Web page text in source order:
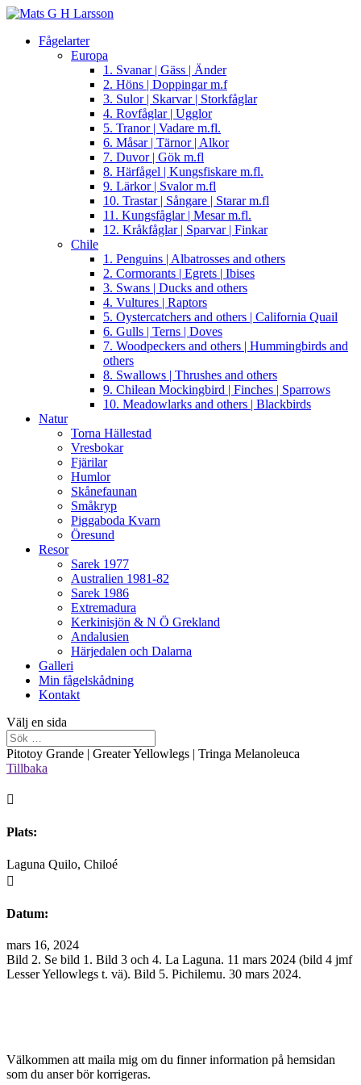
Fågelarter
Europa
1. Svanar | Gäss | Änder
2. Höns | Doppingar m.f
3. Sulor | Skarvar | Storkfåglar
4. Rovfåglar | Ugglor
5. Tranor | Vadare m.fl.
6. Måsar | Tärnor | Alkor
7. Duvor | Gök m.fl
8. Härfågel | Kungsfiskare m.fl.
9. Lärkor | Svalor m.fl
10. Trastar | Sångare | Starar m.fl
11. Kungsfåglar | Mesar m.fl.
12. Kråkfåglar | Sparvar | Finkar
Chile
1. Penguins | Albatrosses and others
2. Cormorants | Egrets | Ibises
3. Swans | Ducks and others
4. Vultures | Raptors
5. Oystercatchers and others | California Quail
6. Gulls | Terns | Doves
7. Woodpeckers and others | Hummingbirds and
others
8. Swallows | Thrushes and others
9. Chilean Mockingbird | Finches | Sparrows
10. Meadowlarks and others | Blackbirds
Natur
Torna Hällestad
Vresbokar
Fjärilar
Humlor
Skånefaunan
Småkryp
Piggaboda Kvarn
Öresund
Resor
Sarek 1977
Australien 1981-82
Sarek 1986
Extremadura
Kerkinisjön & N Ö Grekland
Andalusien
Härjedalen och Dalarna
Galleri
Min fågelskådning
Kontakt
Välj en sida
Pitotoy Grande | Greater Yellowlegs | Tringa Melanoleuca
Tillbaka

Plats:
Laguna Quilo, Chiloé

Datum:
mars 16, 2024
Bild 2. Se bild 1. Bild 3 och 4. La Laguna. 11 mars 2024 (bild 4 jmf
Lesser Yellowlegs t. vä). Bild 5. Pichilemu. 30 mars 2024.
Välkommen att maila mig om du finner information på hemsidan
som du anser bör korrigeras.